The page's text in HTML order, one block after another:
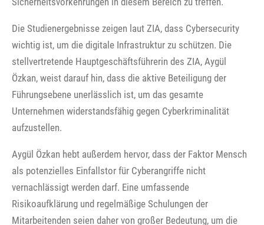
Die Studienergebnisse zeigen laut ZIA, dass Cybersecurity
wichtig ist, um die digitale Infrastruktur zu schützen. Die
stellvertretende Hauptgeschäftsführerin des ZIA, Aygül
Özkan, weist darauf hin, dass die aktive Beteiligung der
Führungsebene unerlässlich ist, um das gesamte
Unternehmen widerstandsfähig gegen Cyberkriminalität
aufzustellen.
Aygül Özkan hebt außerdem hervor, dass der Faktor Mensch
als potenzielles Einfallstor für Cyberangriffe nicht
vernachlässigt werden darf. Eine umfassende
Risikoaufklärung und regelmäßige Schulungen der
Mitarbeitenden seien daher von großer Bedeutung, um die